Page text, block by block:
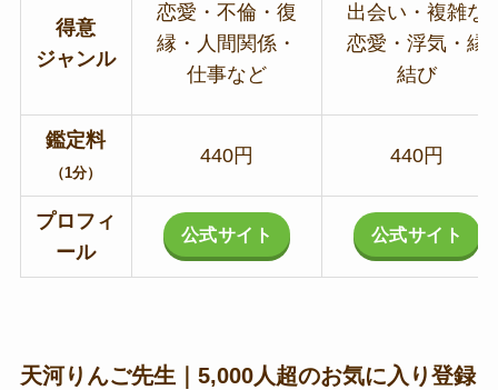
得意
ジャンル
恋愛・不倫・復
縁・人間関係・
仕事など
出会い・複雑な
恋愛・浮気・縁
結び
鑑定料
（1分）
440円 440円
プロフィ
ール
公式サイト 公式サイト
天河りんご先生｜5,000人超のお気に入り登録